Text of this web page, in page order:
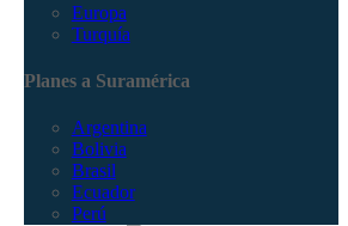
Europa
Turquía
Planes a Suramérica
Argentina
Bolivia
Brasil
Ecuador
Perú